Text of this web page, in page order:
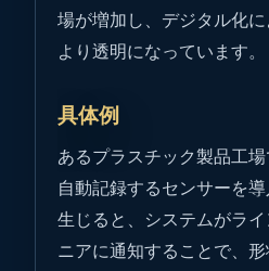
場が増加し、デジタル化
より透明になっています。
具体例
あるプラスチック製品工
自動記録するセンサーを
生じると、システムがラ
ニアに通知することで、